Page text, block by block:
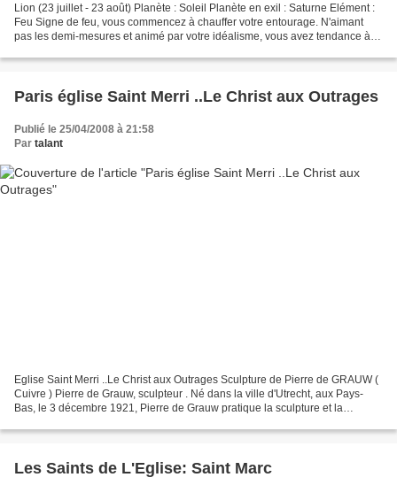
Lion (23 juillet - 23 août) Planète : Soleil Planète en exil : Saturne Elément :
Feu Signe de feu, vous commencez à chauffer votre entourage. N'aimant
pas les demi-mesures et animé par votre idéalisme, vous avez tendance à
Paris église Saint Merri ..Le Christ aux Outrages
Publié le 25/04/2008 à 21:58
Par talant
Eglise Saint Merri ..Le Christ aux Outrages Sculpture de Pierre de GRAUW (
Cuivre ) Pierre de Grauw, sculpteur . Né dans la ville d'Utrecht, aux Pays-
Bas, le 3 décembre 1921, Pierre de Grauw pratique la sculpture et la
Les Saints de L'Eglise: Saint Marc